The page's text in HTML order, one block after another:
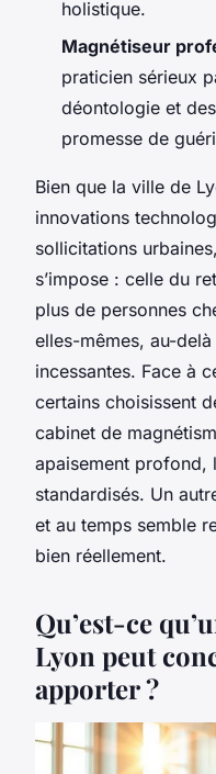
holistique.
Magnétiseur
praticien sérieux
déontologie et
promesse de
Bien que la ville de
innovations
sollicitations
s’impose : celle du
plus de personnes
elles-mêmes, au-
incessantes. Face à
certains choisissent
cabinet de
apaisement profond,
standardisés. Un
et au temps semble
bien réellement.
Qu’est-ce
Lyon peut
apporter ?